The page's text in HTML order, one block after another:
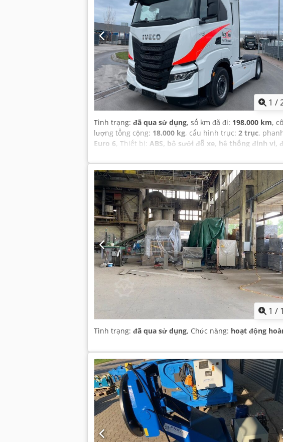
1 /
Tình trạng: đã qua sử dụng, số km đã đi: 198.000 km,
lượng tổng cộng: 18.000 kg, cấu hình trục: 2 trục,
Euro 6, Thiết bị: ABS, bộ sưởi đỗ xe, hệ thống định vị,
1 /
Tình trạng: đã qua sử dụng, Chức năng: hoạt động